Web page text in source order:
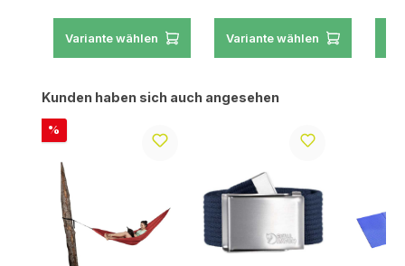
Variante wählen Variante wählen
Produktgalerie überspringen
Kunden haben sich auch angesehen
Rabatt
%